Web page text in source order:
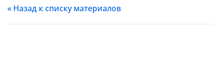
« Назад к списку материалов